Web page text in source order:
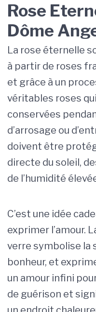
Rose
Dôme
La rose éternelle
à partir de roses
et grâce à un
véritables roses
conservées
d’arrosage ou
doivent être
directe du soleil,
de l’humidité
C’est une idée
exprimer l’amour.
verre symbolise la
bonheur, et
un amour infini
de guérison et